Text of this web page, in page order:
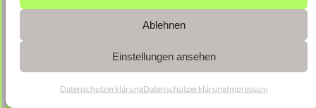
Ablehnen
Einstellungen ansehen
DatenschutzerklärungDatenschutzerklärungImpressum